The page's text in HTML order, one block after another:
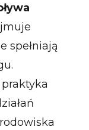
spełniają